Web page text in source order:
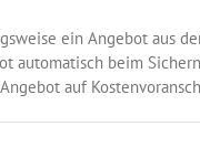
ein Angebot aus
automatisch beim
auf